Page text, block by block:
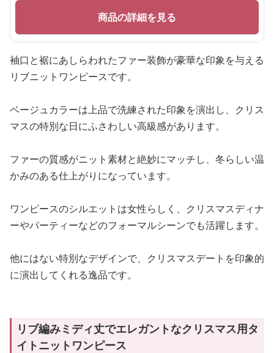
商品の詳細を見る
袖口と裾にあしらわれたファー装飾が豪華な印象を与える
リブニットワンピースです。
ベージュカラーは上品で洗練された印象を演出し、クリス
マスの特別な日にふさわしい高級感があります。
ファーの質感がニット素材と絶妙にマッチし、冬らしい温
かみのある仕上がりになっています。
ワンピースのシルエットは女性らしく、クリスマスディナ
ーやパーティーなどのフォーマルシーンでも活躍します。
他にはない特別なデザインで、クリスマスデートを印象的
に演出してくれる逸品です。
リブ編みミディ丈でエレガントなクリスマス用タ
イトニットワンピース